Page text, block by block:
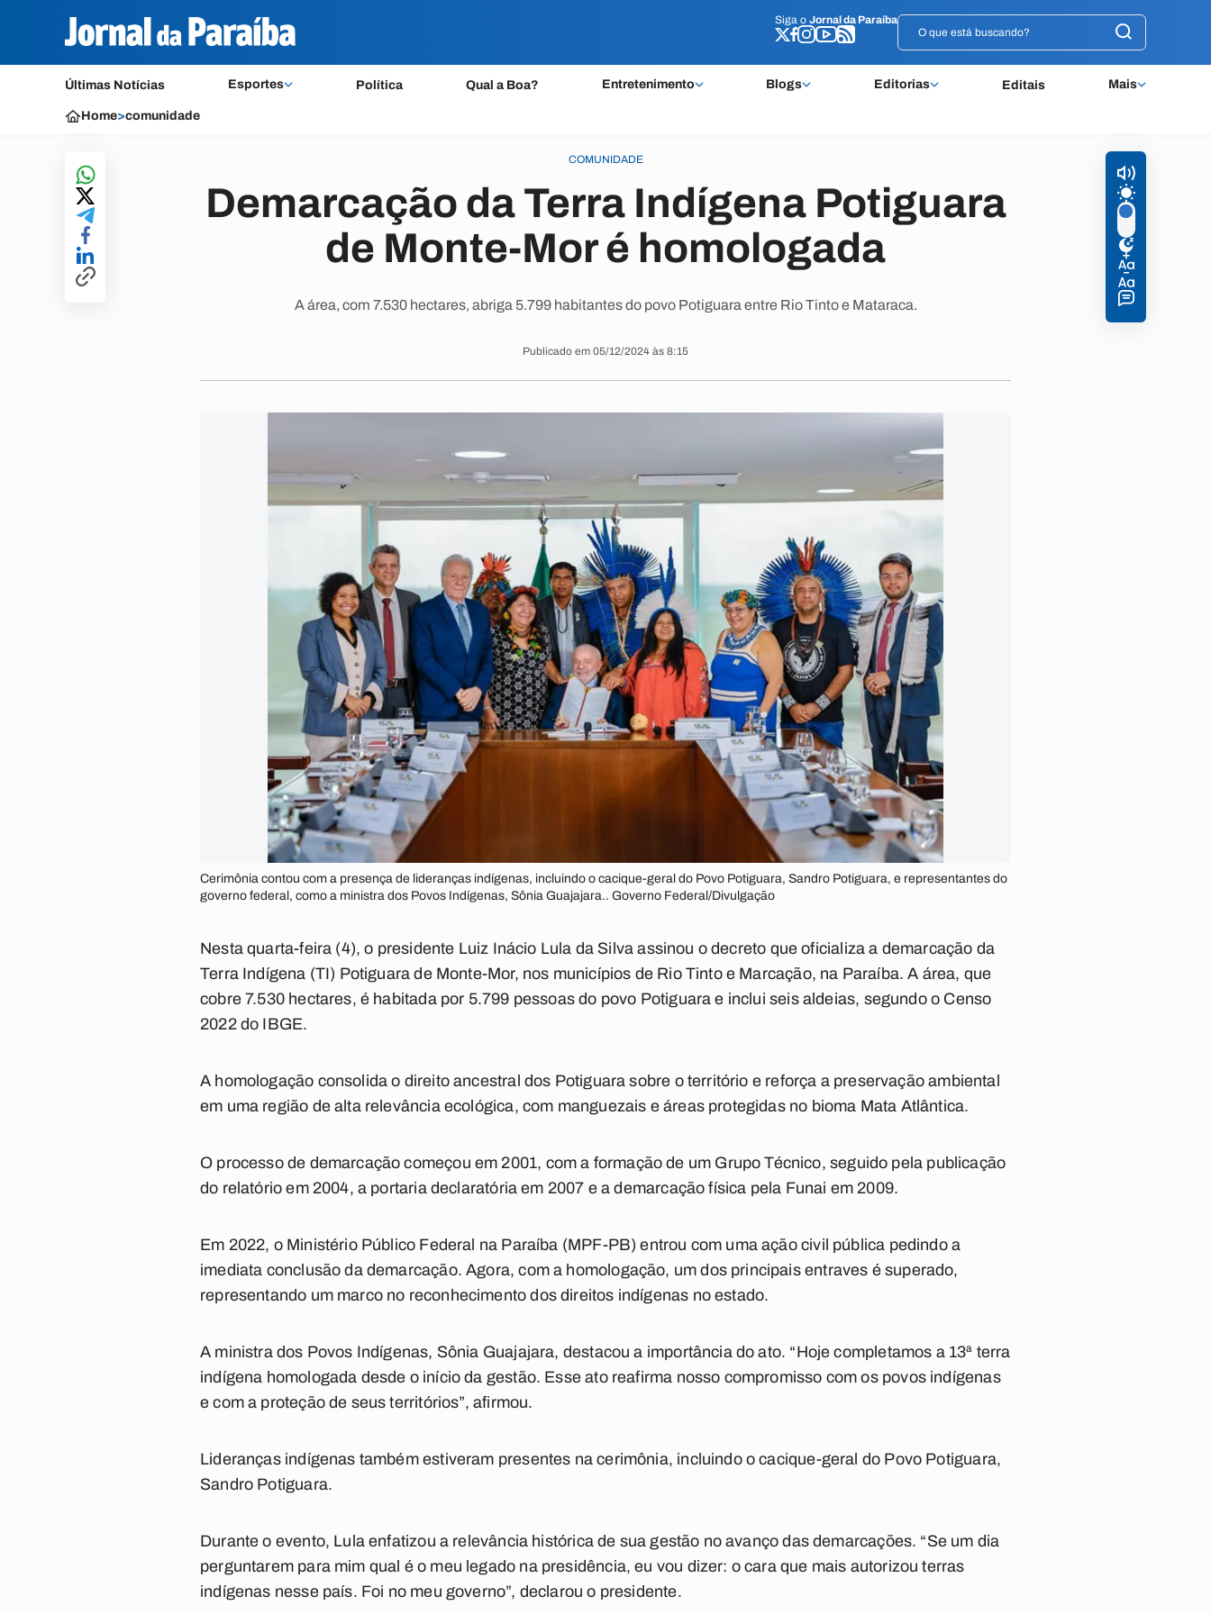
Siga o Jornal da Paraíba
Últimas Notícias Esportes Política Qual a Boa? Entretenimento Blogs Editorias Editais Mais
Siga o Jornal da Paraíba
Home>comunidade
COMUNIDADE
Demarcação da Terra Indígena Potiguara
de Monte-Mor é homologada
A área, com 7.530 hectares, abriga 5.799 habitantes do povo Potiguara entre Rio Tinto e Mataraca.
Publicado em 05/12/2024 às 8:15
Cerimônia contou com a presença de lideranças indígenas, incluindo o cacique-geral do Povo Potiguara, Sandro Potiguara, e representantes do
governo federal, como a ministra dos Povos Indígenas, Sônia Guajajara.. Governo Federal/Divulgação
Nesta quarta-feira (4), o presidente Luiz Inácio Lula da Silva assinou o decreto que oficializa a demarcação da
Terra Indígena (TI) Potiguara de Monte-Mor, nos municípios de Rio Tinto e Marcação, na Paraíba. A área, que
cobre 7.530 hectares, é habitada por 5.799 pessoas do povo Potiguara e inclui seis aldeias, segundo o Censo
2022 do IBGE.
A homologação consolida o direito ancestral dos Potiguara sobre o território e reforça a preservação ambiental
em uma região de alta relevância ecológica, com manguezais e áreas protegidas no bioma Mata Atlântica.
O processo de demarcação começou em 2001, com a formação de um Grupo Técnico, seguido pela publicação
do relatório em 2004, a portaria declaratória em 2007 e a demarcação física pela Funai em 2009.
Em 2022, o Ministério Público Federal na Paraíba (MPF-PB) entrou com uma ação civil pública pedindo a
imediata conclusão da demarcação. Agora, com a homologação, um dos principais entraves é superado,
representando um marco no reconhecimento dos direitos indígenas no estado.
A ministra dos Povos Indígenas, Sônia Guajajara, destacou a importância do ato. “Hoje completamos a 13ª terra
indígena homologada desde o início da gestão. Esse ato reafirma nosso compromisso com os povos indígenas
e com a proteção de seus territórios”, afirmou.
Lideranças indígenas também estiveram presentes na cerimônia, incluindo o cacique-geral do Povo Potiguara,
Sandro Potiguara.
Durante o evento, Lula enfatizou a relevância histórica de sua gestão no avanço das demarcações. “Se um dia
perguntarem para mim qual é o meu legado na presidência, eu vou dizer: o cara que mais autorizou terras
indígenas nesse país. Foi no meu governo”, declarou o presidente.